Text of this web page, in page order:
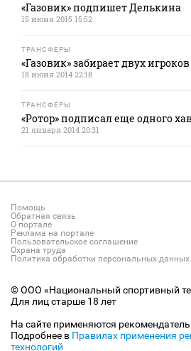
«Газовик» подпишет Делькина
15 июня 2015 15:52
ТРАНСФЕРЫ
«Газовик» забирает двух игроков
18 июня 2014 22:18
ТРАНСФЕРЫ
«Ротор» подписал еще одного
21 января 2014 20:31
Помощь
Обратная связь
О портале
Реклама на портале
Пользовательское соглашение
Охрана труда
Политика обработки персональных данных
© ООО «Национальный спортивный
Для лиц старше 18 лет
На сайте применяются
Подробнее в Правилах применения
технологий